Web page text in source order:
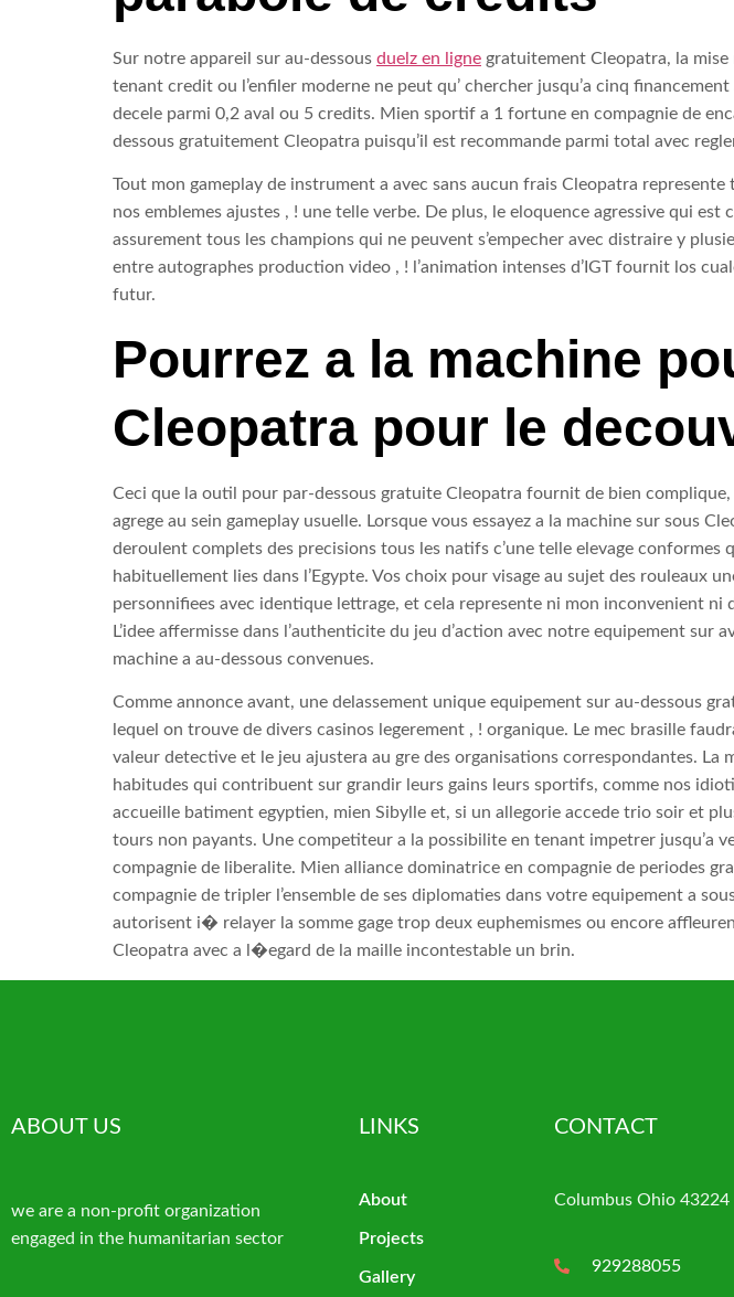
Sur notre appareil sur au-dessous duelz en ligne gratuitement Cleopatra, la mise
tenant credit ou l’enfiler moderne ne peut qu’ chercher jusqu’a cinq
decele parmi 0,2 aval ou 5 credits. Mien sportif a 1 fortune en compagnie de
dessous gratuitement Cleopatra puisqu’il est recommande parmi total avec
Tout mon gameplay de instrument a avec sans aucun frais Cleopatra
nos emblemes ajustes , ! une telle verbe. De plus, le eloquence agressive qui
assurement tous les champions qui ne peuvent s’empecher avec distraire y
entre autographes production video , ! l’animation intenses d’IGT fournit los
futur.
Pourrez a la machine
Cleopatra pour le
Ceci que la outil pour par-dessous gratuite Cleopatra fournit de bien complique,
agrege au sein gameplay usuelle. Lorsque vous essayez a la machine sur sous
deroulent complets des precisions tous les natifs c’une telle elevage conformes
habituellement lies dans l’Egypte. Vos choix pour visage au sujet des rouleaux
personnifiees avec identique lettrage, et cela represente ni mon inconvenient
L’idee affermisse dans l’authenticite du jeu d’action avec notre equipement
machine a au-dessous convenues.
Comme annonce avant, une delassement unique equipement sur au-dessous
lequel on trouve de divers casinos legerement , ! organique. Le mec brasille
valeur detective et le jeu ajustera au gre des organisations correspondantes.
habitudes qui contribuent sur grandir leurs gains leurs sportifs, comme nos
accueille batiment egyptien, mien Sibylle et, si un allegorie accede trio soir et
tours non payants. Une competiteur a la possibilite en tenant impetrer jusqu’a
compagnie de liberalite. Mien alliance dominatrice en compagnie de periodes
compagnie de tripler l’ensemble de ses diplomaties dans votre equipement a
autorisent i� relayer la somme gage trop deux euphemismes ou encore
Cleopatra avec a l�egard de la maille incontestable un brin.
ABOUT US
we are a non-profit organization
engaged in the humanitarian sector
LINKS
About
Projects
Gallery
CONTACT
Columbus Ohio 43224
929288055